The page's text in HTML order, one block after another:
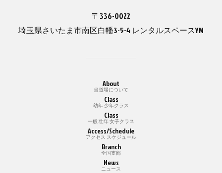
〒336-0022
埼玉県さいたま市南区白幡3-5-4 レンタルスペースYM
About
当道場について
Class
幼年 少年クラス
Class
一般 壮年 女子クラス
Access/Schedule
アクセス スケジュール
Branch
全国支部
News
ニュース